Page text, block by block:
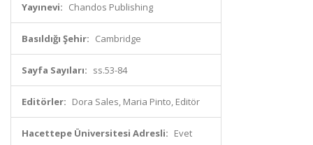
Yayınevi: Chandos Publishing
Basıldığı Şehir: Cambridge
Sayfa Sayıları: ss.53-84
Editörler: Dora Sales, Maria Pinto, Editör
Hacettepe Üniversitesi Adresli: Evet